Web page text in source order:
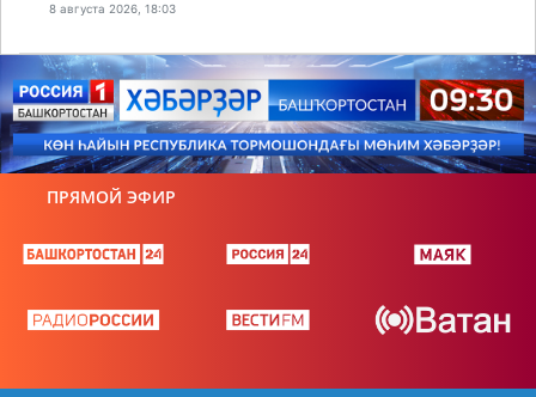
8 августа 2026, 18:03
ПРЯМОЙ ЭФИР